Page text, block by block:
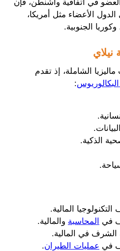
وكوريا الجنوبية.
:
الذكية.
المالية.
في المحاسبة والمالية.
الشرف في المالية.
في عمليات الطيران.